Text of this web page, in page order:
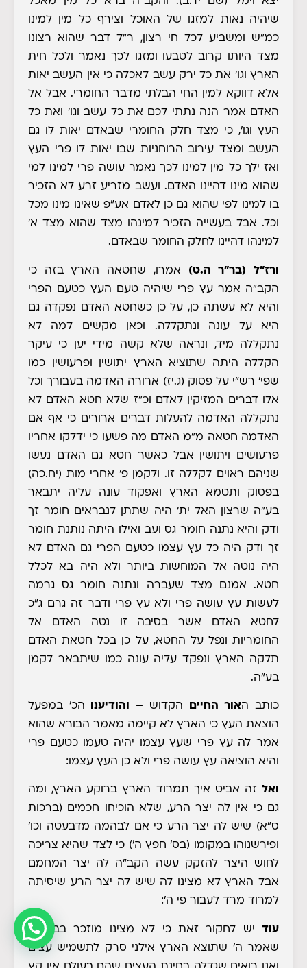
שיהיה נאות למזגו של האוכל וצירף כל מין למינו
כמ"ש ומשביע לכל חי רצון, ר"ל דבר שהוא רצונו
מצד היותו קרוב לטבעו ומזגו לכך נאמר ולכל חית
הארץ וגו' את כל ירק עשב לאכלה כי אין העשב יאות
אלא דווקא למין החי הבלתי מדבר החומרי. אבל אל
האדם אמר הנה נתתי לכם את כל עשב וגו' ואת כל
העץ וגו', כי מצד חלק החומרי שבאדם יאות לו גם
העשב ומצד עירוב הרוחניות שבו יאות לו פרי העץ
ואז ילך כל מין למינו לכך נאמר עושה פרי למינו למי
שהוא מינו דהיינו האדם. ועשב מזריע זרע לא הזכיר
בו למינו לפי שהוא גם כן לאדם אע"פ שאינו מינו מכל
וכל. אבל בעשייה הזכיר למינהו מצד שהוא מצד א'
למינהו דהיינו לחלק החומר שבאדם.
ורז"ל (בר"ר ה.ט) אמרו, שחטאה הארץ בזה כי
הקב"ה אמר עץ פרי שיהיה טעם העץ כטעם הפרי
והיא לא עשתה כן, על כן כשחטא האדם נפקדה גם
היא על עונה ונתקללה. וכאן מקשים למה לא
נתקללה מיד, ונראה שלא קשה מידי יען כי עיקר
הקללה היתה שתוציא הארץ יתושין ופרעושין כמו
שפי' רש"י על פסוק (ג.יז) ארורה האדמה בעבורך וכל
אלו דברים המזיקין לאדם וכ"ז שלא חטא האדם לא
נתקללה האדמה להעלות דברים ארורים כי אף אם
האדמה חטאה מ"מ האדם מה פשעו כי ידלקו אחריו
פרעושים ויתושין אבל כאשר חטא גם האדם נעשו
שניהם ראוים לקללה זו. ולקמן פ' אחרי מות (יח.כה)
בפסוק ותטמא הארץ ואפקוד עונה עליה יתבאר
בע"ה שרצון האל ית' היה שתתן לנבראים חומר זך
ודק והיא נתנה חומר גס ועב ואילו היתה נותנת חומר
זך ודק היה כל עץ עצמו כטעם הפרי גם האדם לא
היה נוטה אל המוחשות ביותר ולא היה בא לכלל
חטא. אמנם מצד שעברה ונתנה חומר גס גרמה
לעשות עץ עושה פרי ולא עץ פרי ודבר זה גרם ג"כ
לחטא האדם אשר בסיבה זו נטה האדם אל
החומריות ונפל על החטא, על כן בכל חטאת האדם
תלקה הארץ ונפקד עליה עונה כמו שיתבאר לקמן
בע"ה.
כותב האור החיים הקדוש – והודיענו
הכ' במפעל
הוצאת העץ כי הארץ לא קיימה מאמר הבורא שהוא
אמר לה עץ פרי שעץ עצמו יהיה טעמו כטעם פרי
והיא הוציאה עץ עושה פרי ולא כן העץ עצמו:
ואל זה אביט איך תמרוד הארץ ברוקע הארץ, ומה
גם כי אין לה יצר הרע, שלא הוכיחו חכמים (ברכות
ס"א) שיש לה יצר הרע כי אם לבהמה מדבעטה וכו'
ופירשנוהו במקומו (בס' חפץ ה') כי לצד שהיא צריכה
לחוש היצר להזקק עשה הקב"ה לה יצר המחמם
אבל הארץ לא מצינו לה שיש לה יצר הרע שיסיתה
למרוד מרד לעבור פי ה':
עוד יש לחקור זאת כי לא מצינו מוזכר בבריאה
שאמר ה' שתוצא הארץ אילני סרק לתשמיש עצים